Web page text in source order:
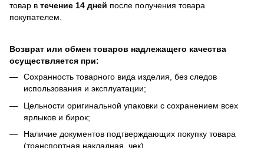
товар в течение 14 дней после получения товара
покупателем.
Возврат или обмен товаров надлежащего качества
осуществляется при:
Сохранность товарного вида изделия, без следов
использования и эксплуатации;
Цельности оригинальной упаковки с сохранением всех
ярлыков и бирок;
Наличие документов подтверждающих покупку товара
(транспортная накладная, чек).